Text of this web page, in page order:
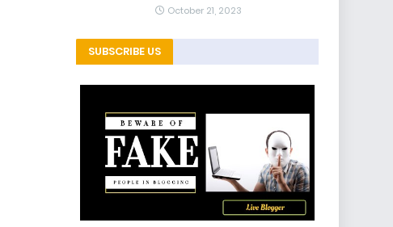
October 21, 2023
SUBSCRIBE US